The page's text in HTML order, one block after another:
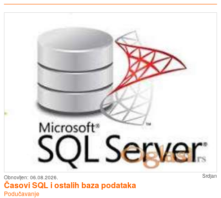
Srdjan
Obnovljen: 06.08.2026.
Časovi SQL i ostalih baza podataka
Podučavanje